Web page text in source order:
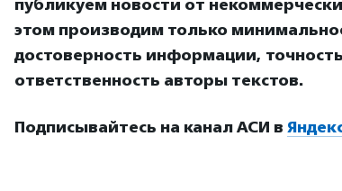
публикуем новости от
этом производим только
достоверность информации,
ответственность авторы текстов.
Подписывайтесь на канал АСИ в